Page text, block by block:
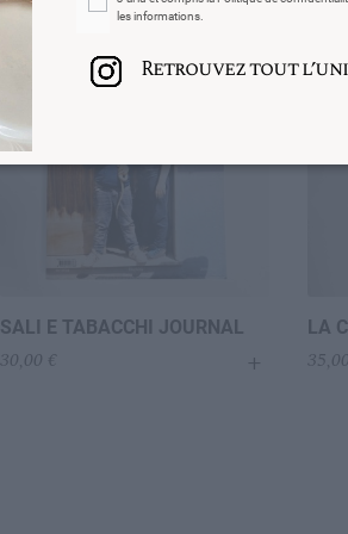
SALI E TABACCHI JOURNAL
30,00 € +
LA
35,00
Retrouvez tout
les informations.